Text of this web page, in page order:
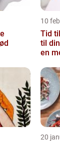
10
Tid
til
en
20